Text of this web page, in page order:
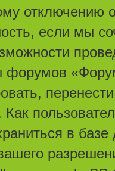
отключению
если мы
форумов
в